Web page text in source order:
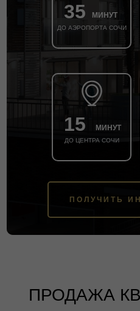
35 МИНУТ
ДО АЭРОПОРТА СОЧИ
15 МИНУТ
ДО ЦЕНТРА СОЧИ
ПОЛУЧИТЬ
ПРОДАЖА